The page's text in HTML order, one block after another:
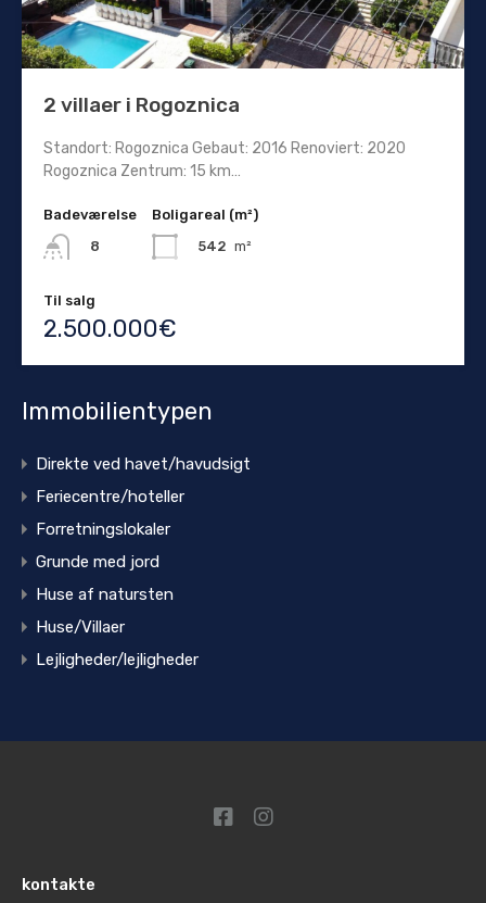
2 villaer i Rogoznica
Standort: Rogoznica Gebaut: 2016 Renoviert: 2020
Rogoznica Zentrum: 15 km…
Badeværelse
8
Boligareal (m²)
542 m²
Til salg
2.500.000€
Immobilientypen
Direkte ved havet/havudsigt
Feriecentre/hoteller
Forretningslokaler
Grunde med jord
Huse af natursten
Huse/Villaer
Lejligheder/lejligheder
kontakte